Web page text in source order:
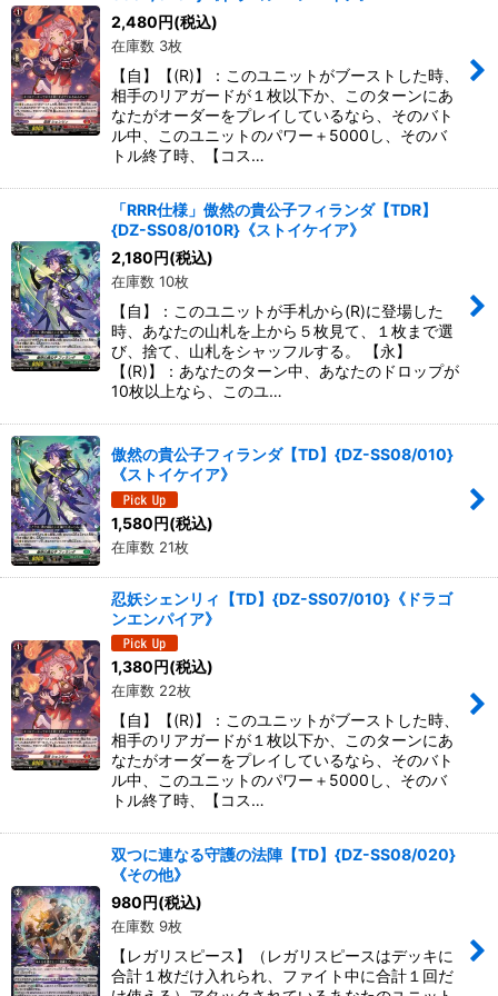
絞り込む
2,480円(税込)
在庫数 3枚
【自】【(R)】：このユニットがブーストした時、
相手のリアガードが１枚以下か、このターンにあ
なたがオーダーをプレイしているなら、そのバト
ル中、このユニットのパワー＋5000し、そのバ
トル終了時、【コス…
「RRR仕様」傲然の貴公子フィランダ【TDR】
{DZ-SS08/010R}《ストイケイア》
2,180円(税込)
在庫数 10枚
【自】：このユニットが手札から(R)に登場した
時、あなたの山札を上から５枚見て、１枚まで選
び、捨て、山札をシャッフルする。 【永】
【(R)】：あなたのターン中、あなたのドロップが
10枚以上なら、このユ…
傲然の貴公子フィランダ【TD】{DZ-SS08/010}
《ストイケイア》
1,580円(税込)
在庫数 21枚
忍妖シェンリィ【TD】{DZ-SS07/010}《ドラゴ
ンエンパイア》
1,380円(税込)
在庫数 22枚
【自】【(R)】：このユニットがブーストした時、
相手のリアガードが１枚以下か、このターンにあ
なたがオーダーをプレイしているなら、そのバト
ル中、このユニットのパワー＋5000し、そのバ
トル終了時、【コス…
双つに連なる守護の法陣【TD】{DZ-SS08/020}
《その他》
980円(税込)
在庫数 9枚
【レガリスピース】（レガリスピースはデッキに
合計１枚だけ入れられ、ファイト中に合計１回だ